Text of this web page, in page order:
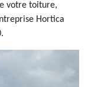
votre toiture,
Hortica